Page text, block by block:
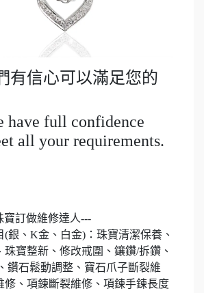
有信心可以滿足您的
have full confidence
all your requirements.
寶訂做維修達人---
(銀、K金、白金)：珠寶清潔保養、
寶整新、修改戒圍、鑲鑽/拆鑽、
鑽石鬆動調整、寶石爪子斷裂維
修、項鍊斷裂維修、項鍊手鍊長度